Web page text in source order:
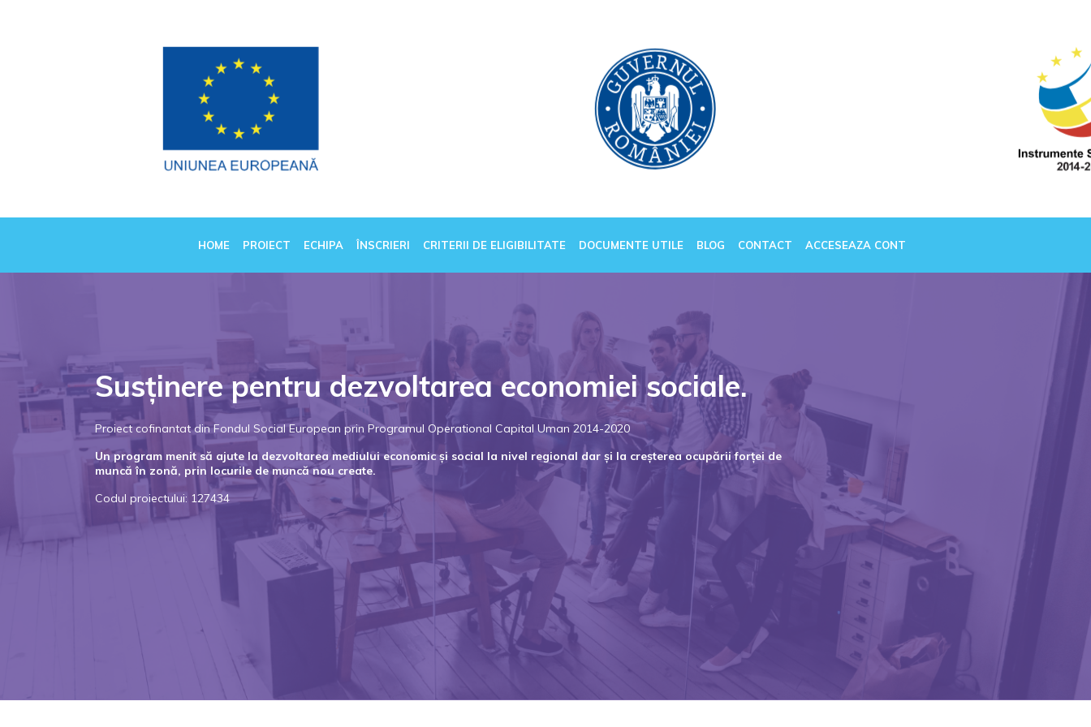
HOME PROIECT ECHIPA ÎNSCRIERI CRITERII DE ELIGIBILITATE DOCUMENTE UTILE BLOG CONTACT ACCESEAZA CONT
Susținere pentru dezvoltarea economiei sociale.
Proiect cofinantat din Fondul Social European prin Programul Operational Capital Uman 2014-2020
Un program menit să ajute la dezvoltarea mediului economic și social la nivel regional dar și la creșterea ocupării forței de
muncă în zonă, prin locurile de muncă nou create.
Codul proiectului: 127434